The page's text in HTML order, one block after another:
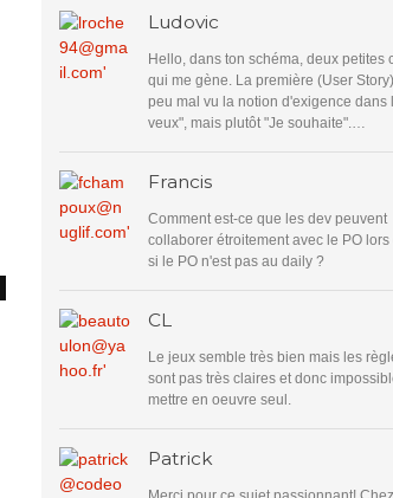
Ludovic
Hello, dans ton schéma, deux petites
qui me gène. La première (User
peu mal vu la notion d'exigence dans
veux", mais plutôt "Je souhaite".…
Francis
Comment est-ce que les dev peuvent
collaborer étroitement avec le PO
si le PO n'est pas au daily ?
CL
Le jeux semble très bien mais les
sont pas très claires et donc
mettre en oeuvre seul.
Patrick